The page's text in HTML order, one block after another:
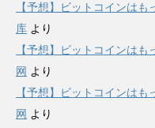
【予想】ビットコインは
库 より
【予想】ビットコインは
网 より
【予想】ビットコインは
网 より